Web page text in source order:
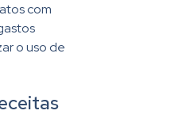
com
o uso de